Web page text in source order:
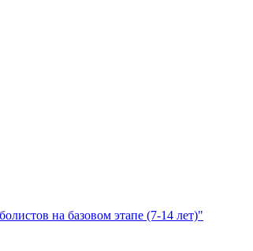
на базовом этапе (7-14 лет)"